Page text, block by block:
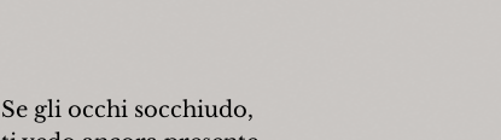
Se gli occhi socchiudo,